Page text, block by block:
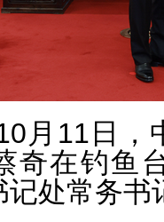
月11日，
奇在钓鱼
记处常务